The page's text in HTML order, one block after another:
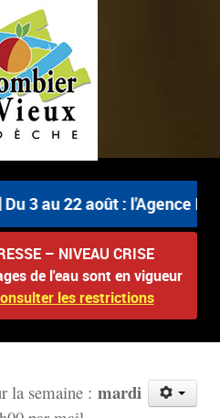
3 au 22 août : l'Agence
– NIVEAU CRISE
de l'eau sont en vigueur
les restrictions
la semaine : mardi